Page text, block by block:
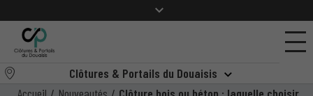
Clôtures & Portails du Douaisis